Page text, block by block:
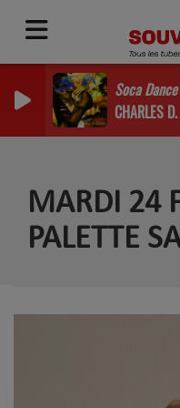
Soca Dance
CHARLES
MARDI 24
PALETTE